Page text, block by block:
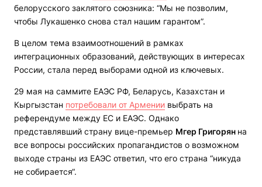
белорусского заклятого союзника: “Мы не позволим,
чтобы Лукашенко снова стал нашим гарантом”.
В целом тема взаимоотношений в рамках
интеграционных образований, действующих в интересах
России, стала перед выборами одной из ключевых.
29 мая на саммите ЕАЭС РФ, Беларусь, Казахстан и
Кыргызстан потребовали от Армении выбрать на
референдуме между ЕС и ЕАЭС. Однако
представлявший страну вице-премьер Мгер Григорян на
все вопросы российских пропагандистов о возможном
выходе страны из ЕАЭС ответил, что его страна “никуда
не собирается“.